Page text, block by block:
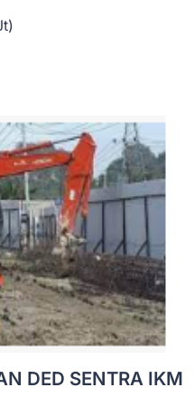
DED SENTRA IKM